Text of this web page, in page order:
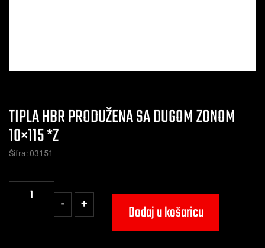
TIPLA HBR PRODUŽENA SA DUGOM ZONOM
10×115 *Z
Šifra: 03151
- + Dodaj u košaricu